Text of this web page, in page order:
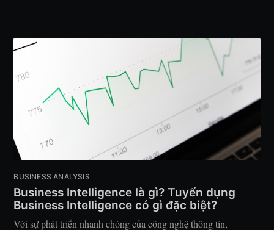
BUSINESS ANALYSIS
Business Intelligence là gì? Tuyển dụng
Business Intelligence có gì đặc biệt?
Với sự phát triển nhanh chóng của công nghệ thông tin,